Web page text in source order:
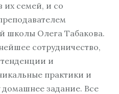
их семей, и со
школы Олега Табакова.
сотрудничество,
и
практики и
домашнее задание. Все